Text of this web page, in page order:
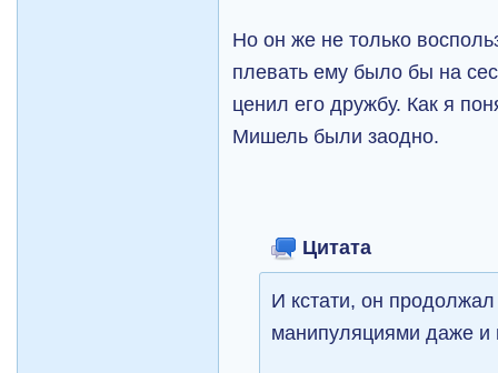
Но он же не только
плевать ему было бы на
ценил его дружбу. Как я
Мишель были заодно.
Цитата
И кстати, он продолжал
манипуляциями даже и